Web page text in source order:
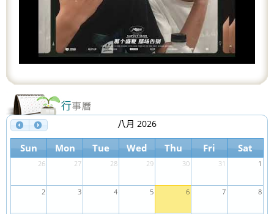
八月 2026
Sun Mon Tue Wed Thu Fri Sat
26 27 28 29 30 31 1
2 3 4 5 6 7 8